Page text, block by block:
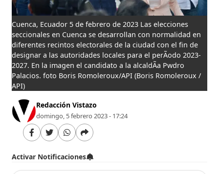
Cuenca, Ecuador 5 de febrero de 2023 Las elecciones
seccionales en Cuenca se desarrollan con normalidad en
diferentes recintos electorales de la ciudad con el fin de
designar a las autoridades locales para el perÃ­odo 2023-
2027. En la imagen el candidato a la alcaldÃ­a Pwdro
Palacios. foto Boris Romoleroux/API (Boris Romoleroux /
API)
Redacción Vistazo
domingo, 5 febrero 2023 - 17:24
Activar Notificaciones